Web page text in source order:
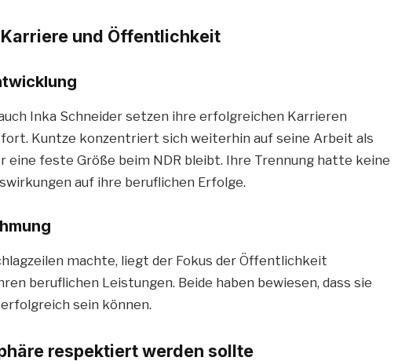
und Öffentlichkeit
Inka Schneider setzen ihre erfolgreichen Karrieren
fort. Kuntze konzentriert sich weiterhin auf seine Arbeit als
eine feste Größe beim NDR bleibt. Ihre Trennung hatte keine
auf ihre beruflichen Erfolge.
machte, liegt der Fokus der Öffentlichkeit
beruflichen Leistungen. Beide haben bewiesen, dass sie
sein können.
respektiert werden sollte